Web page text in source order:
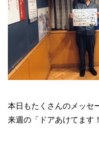
本日もたくさんのメッセ
来週の「ドアあけてます